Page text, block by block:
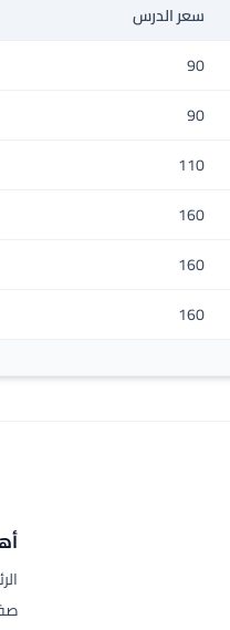
سعر الدرس
90
90
110
160
160
160